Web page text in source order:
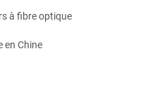
à fibre optique
en Chine